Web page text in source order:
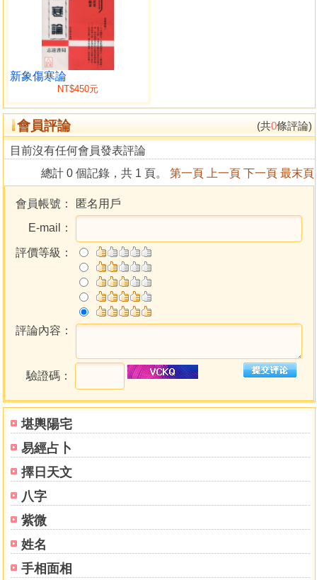
堪輿陽宅
易經占卜
擇日天文
八字
紫微
姓名
手相面相
新象傷寒論
NT$450元
會員評論 (共0條評論)
目前沒有任何會員發表評論
總計 0 個記錄，共 1 頁。 第一頁 上一頁 下一頁 最末頁
會員帳號：
匿名用戶
E-mail：
評價等級：
評論內容：
驗證碼：